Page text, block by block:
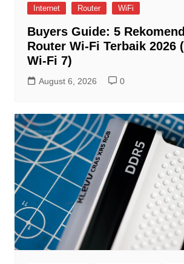
Internet
Router WiFi
Buyers Guide: 5
Router Wi-Fi Terbaik 2026
Wi-Fi 7)
August 6, 2026 0